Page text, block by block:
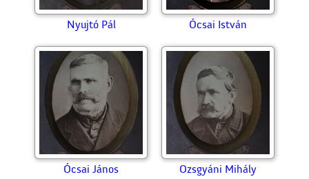
Nagy Zsigmond Negyedi Ferenc